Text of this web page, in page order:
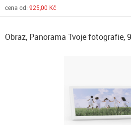
cena od: 925,00 Kč
Obraz, Panorama Tvoje fotografie,